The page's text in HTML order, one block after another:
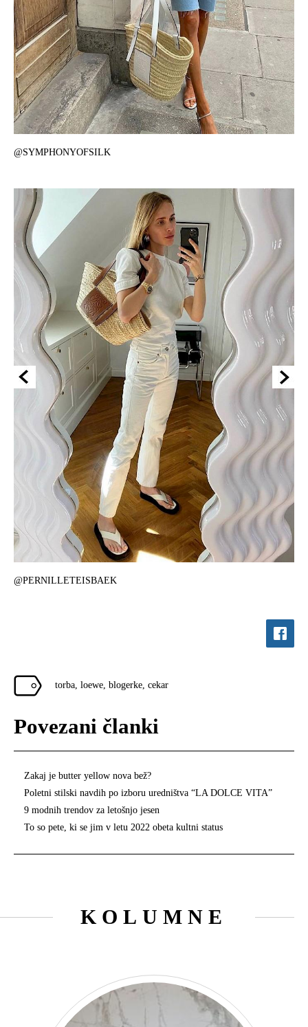
@SYMPHONYOFSILK
@PERNILLETEISBAEK
torba loewe blogerke cekar
Povezani članki
Zakaj je butter yellow nova bež?
Poletni stilski navdih po izboru uredništva “LA DOLCE VITA”
9 modnih trendov za letošnjo jesen
To so pete, ki se jim v letu 2022 obeta kultni status
KOLUMNE